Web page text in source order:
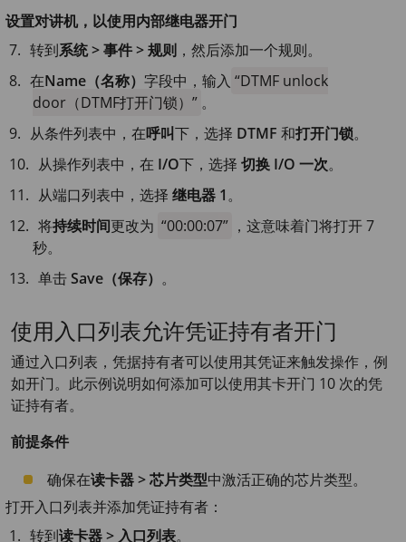
设置对讲机，以使用内部继电器开门
转到系统 > 事件 > 规则 ，然后添加一个规则。
在Name（名称）字段中，输入
DTMF unlock
door（DTMF打开门锁）
。
从条件列表中，在呼叫下，选择 DTMF 和打开门锁。
从操作列表中，在 I/O下，选择切换 I/O 一次。
从端口列表中，选择继电器 1。
将持续时间更改为 00:00:07
，这意味着门将打开 7
秒。
单击Save（保存） 。
使用入口列表允许凭证持有者开门
通过入口列表，凭据持有者可以使用其凭证来触发操作，例
如开门。此示例说明如何添加可以使用其卡开门 10 次的凭
证持有者。
前提条件
确保在读卡器 > 芯片类型中激活正确的芯片类型。
打开入口列表并添加凭证持有者：
转到读卡器 > 入口列表。